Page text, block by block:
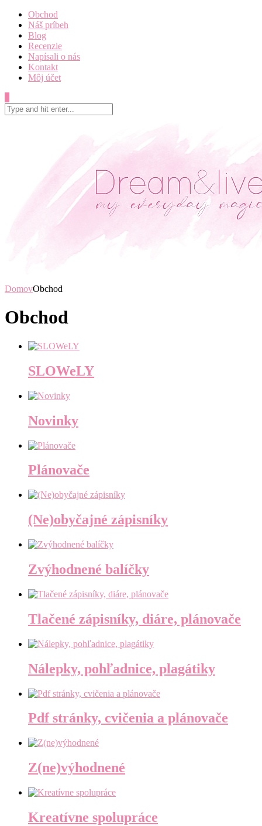
Obchod
Náš príbeh
Blog
Recenzie
Napísali o nás
Kontakt
Môj účet
DomovObchod
Obchod
SLOWeLY
Novinky
Plánovače
(Ne)obyčajné zápisníky
Zvýhodnené balíčky
Tlačené zápisníky, diáre, plánovače
Nálepky, pohľadnice, plagátiky
Pdf stránky, cvičenia a plánovače
Z(ne)výhodnené
Kreatívne spolupráce